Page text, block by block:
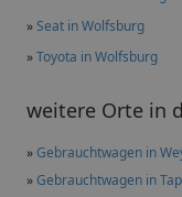
»Seat in Wolfsburg
»Toyota in Wolfsburg
weitere Orte in
»Gebrauchtwagen in
»Gebrauchtwagen in